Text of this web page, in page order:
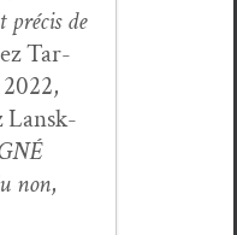
de
Tar­
Lan­sk­
non,